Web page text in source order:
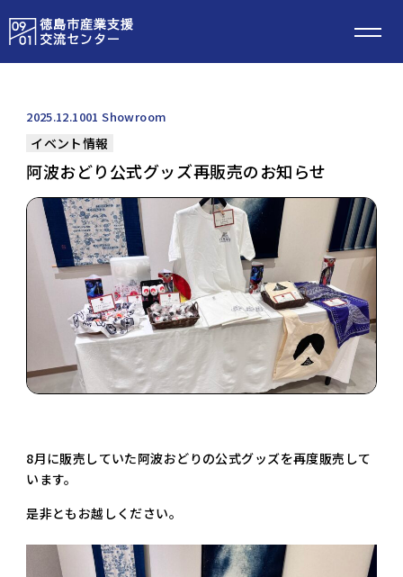
2025.12.1001 Showroom
イベント情報
阿波おどり公式グッズ再販売のお知らせ
8月に販売していた阿波おどりの公式グッズを再度販売して
います。
是非ともお越しください。